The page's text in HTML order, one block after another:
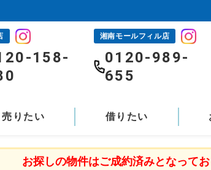
158-
湘南モールフィル店
0120-989-
655
売りたい 借りたい
お探しの物件はご成約済みとなってお